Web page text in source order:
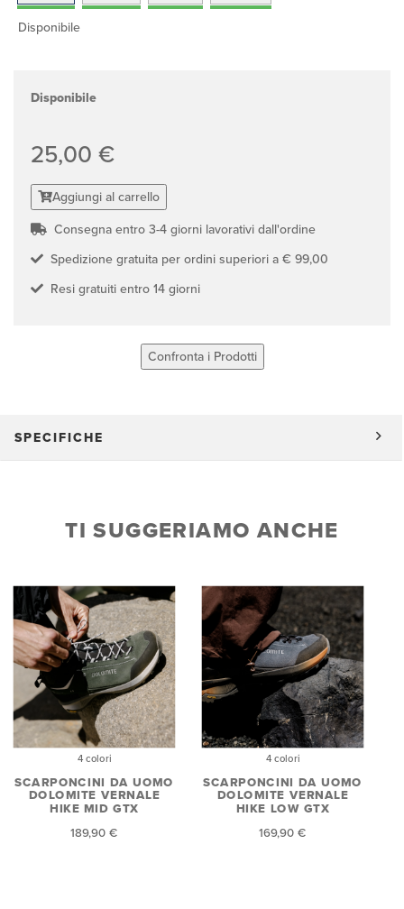
Disponibile
Disponibile
25,00 €
Aggiungi al carrello
Consegna entro 3-4 giorni lavorativi dall'ordine
Spedizione gratuita per ordini superiori a € 99,00
Resi gratuiti entro 14 giorni
Confronta i Prodotti
SPECIFICHE
TI SUGGERIAMO ANCHE
4 colori
SCARPONCINI DA UOMO
DOLOMITE VERNALE
HIKE MID GTX
189,90 €
4 colori
SCARPONCINI DA UOMO
DOLOMITE VERNALE
HIKE LOW GTX
169,90 €